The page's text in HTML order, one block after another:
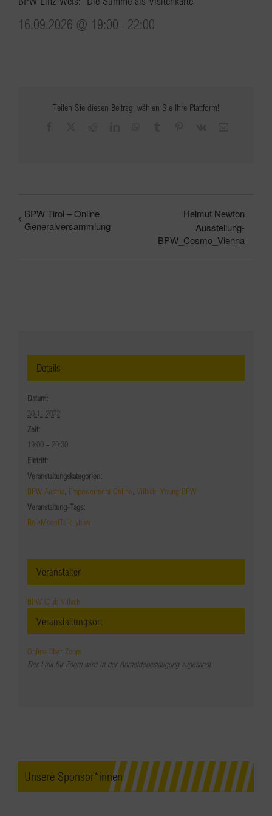
16.09.2026 @ 19:00 - 22:00
Teilen Sie diesen Beitrag, wählen Sie Ihre Plattform!
BPW Tirol – Online
Generalversammlung
Helmut Newton
Ausstellung-
BPW_Cosmo_Vienna
Details
Datum:
30.11.2022
Zeit:
19:00 - 20:30
Eintritt:
Veranstaltungskategorien:
BPW Austria, Empowerment Online, Villach, Young BPW
Veranstaltung-Tags:
RoleModelTalk, ybpw
Veranstaltungsort
Online über Zoom
Der Link für Zoom wird in der Anmeldebestätigung zugesandt
Veranstalter
BPW Club Villach
Unsere Sponsor*innen